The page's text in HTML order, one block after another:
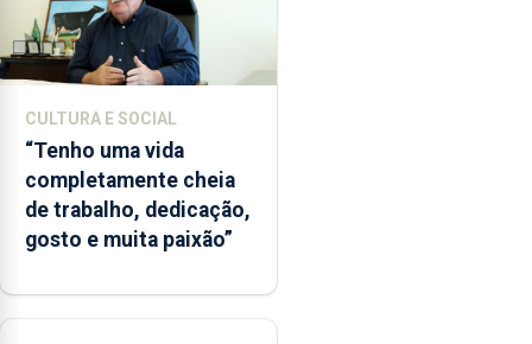
2022
e
2026.
ilha
das
Flores
apresenta
um
significativo”
CULTURA E SOCIAL
“Tenho uma vida
completamente cheia
de trabalho, dedicação,
gosto e muita paixão”